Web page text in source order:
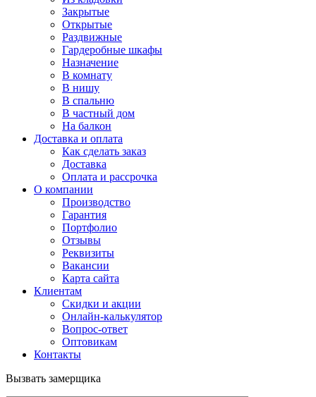
Закрытые
Открытые
Раздвижные
Гардеробные шкафы
Назначение
В комнату
В нишу
В спальню
В частный дом
На балкон
Доставка и оплата
Как сделать заказ
Доставка
Оплата и рассрочка
О компании
Производство
Гарантия
Портфолио
Отзывы
Реквизиты
Вакансии
Карта сайта
Клиентам
Скидки и акции
Онлайн-калькулятор
Вопрос-ответ
Оптовикам
Контакты
Вызвать замерщика